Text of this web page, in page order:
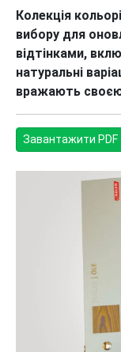
Колекція
вибору для
відтінками,
натуральні
вражають
Завантажити PDF